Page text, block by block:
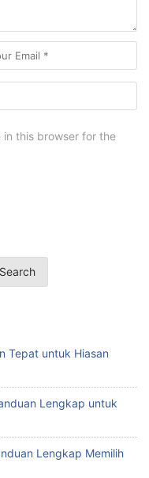
in this browser for the
Search
Tepat untuk Hiasan
Lengkap untuk
Lengkap Memilih